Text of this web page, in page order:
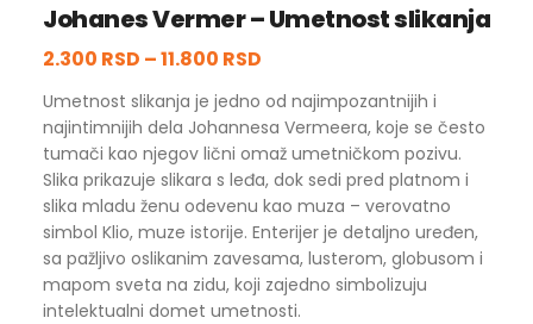
Johanes Vermer – Umetnost slikanja
2.300 RSD –11.800 RSD
Umetnost slikanja je jedno od najimpozantnijih i
najintimnijih dela Johannesa Vermeera, koje se često
tumači kao njegov lični omaž umetničkom pozivu.
Slika prikazuje slikara s leđa, dok sedi pred platnom i
slika mladu ženu odevenu kao muza – verovatno
simbol Klio, muze istorije. Enterijer je detaljno uređen,
sa pažljivo oslikanim zavesama, lusterom, globusom i
mapom sveta na zidu, koji zajedno simbolizuju
intelektualni domet umetnosti.